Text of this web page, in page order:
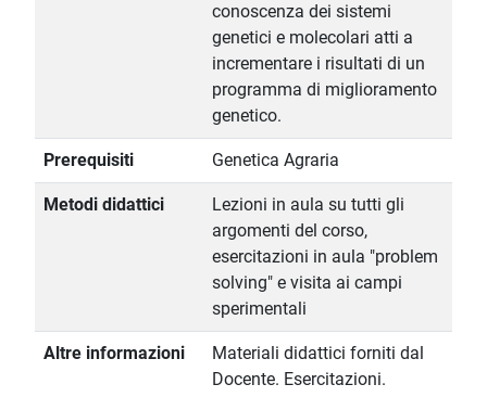
conoscenza dei sistemi
genetici e molecolari atti a
incrementare i risultati di un
programma di miglioramento
genetico.
Prerequisiti Genetica Agraria
Metodi didattici
Lezioni in aula su tutti gli
argomenti del corso,
esercitazioni in aula "problem
solving" e visita ai campi
sperimentali
Altre informazioni
Materiali didattici forniti dal
Docente. Esercitazioni.